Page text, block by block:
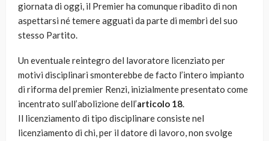
giornata di oggi, il Premier ha comunque ribadito di non
aspettarsi né temere agguati da parte di membri del suo
stesso Partito.
Un eventuale reintegro del lavoratore licenziato per
motivi disciplinari smonterebbe de facto l’intero impianto
di riforma del premier Renzi, inizialmente presentato come
incentrato sull’abolizione dell’articolo 18.
Il licenziamento di tipo disciplinare consiste nel
licenziamento di chi, per il datore di lavoro, non svolge